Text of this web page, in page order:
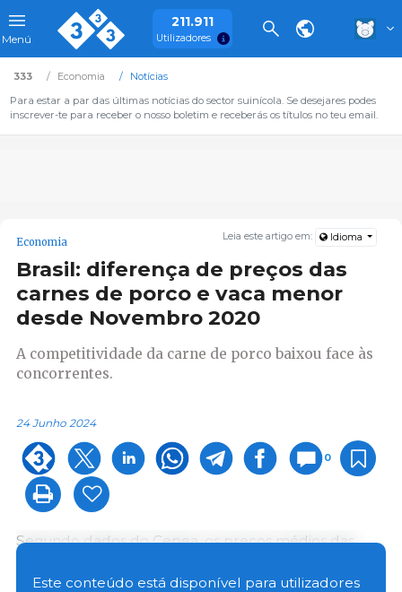
Menú
211.911
Utilizadores
333 Economia
Notícias
Para estar a par das últimas notícias do sector suinícola. Se desejares podes
inscrever-te para receber o nosso boletim e receberás os títulos no teu email.
Leia este artigo em: Idioma
Economia
Brasil: diferença de preços das
carnes de porco e vaca menor
desde Novembro 2020
A competitividade da carne de porco baixou face às
concorrentes.
24 Junho 2024
0
Segundo dados do Cepea, os preços médios das
em relação ao mês anterior, com avanços mais
Este conteúdo está disponível para utilizadores